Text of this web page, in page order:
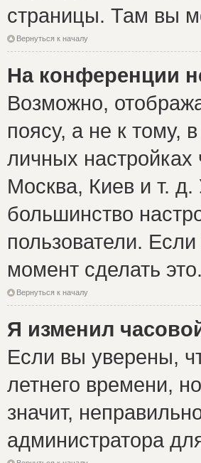
страницы. Там вы
Вернуться к началу
На конференции
Возможно,
поясу, а не к тому,
личных настройках
Москва, Киев и т. д.
большинство
пользователи.
момент сделать это.
Вернуться к началу
Я изменил
Если вы уверены,
летнего времени,
значит,
администратора